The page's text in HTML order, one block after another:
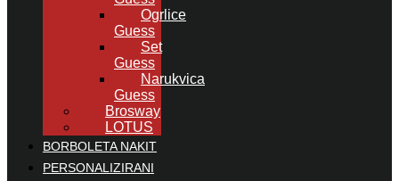
Ogrlice
Guess
Set
Guess
Narukvica
Guess
Brosway
LOTUS
BORBOLETA NAKIT
PERSONALIZIRANI